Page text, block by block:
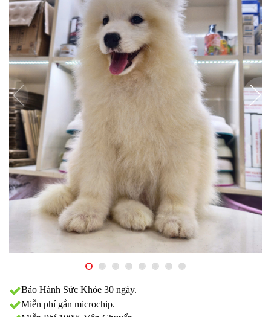
Bảo Hành Sức Khỏe 30 ngày.
Miễn phí gắn microchip.